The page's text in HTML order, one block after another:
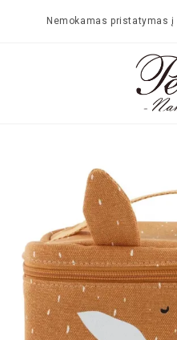
Nemokamas pristatymas